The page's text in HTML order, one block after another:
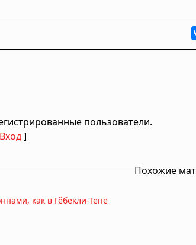
пользователи.
Вход]
Похожие
как в Гёбекли-Тепе